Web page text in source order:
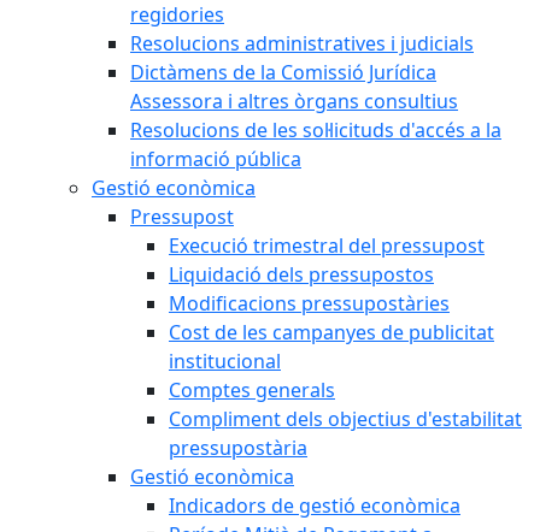
regidories
Resolucions administratives i judicials
Dictàmens de la Comissió Jurídica
Assessora i altres òrgans consultius
Resolucions de les sol·licituds d'accés a la
informació pública
Gestió econòmica
Pressupost
Execució trimestral del pressupost
Liquidació dels pressupostos
Modificacions pressupostàries
Cost de les campanyes de publicitat
institucional
Comptes generals
Compliment dels objectius d'estabilitat
pressupostària
Gestió econòmica
Indicadors de gestió econòmica